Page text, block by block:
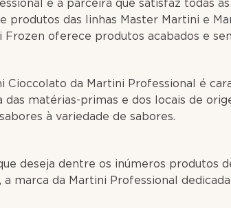
é a parceira que satisfaz todas as
produtos das linhas Master Martini e
Frozen oferece produtos acabados e
Cioccolato da Martini Professional é
das matérias-primas e dos locais de
à variedade de sabores.
deseja dentre os inúmeros produtos
a marca da Martini Professional